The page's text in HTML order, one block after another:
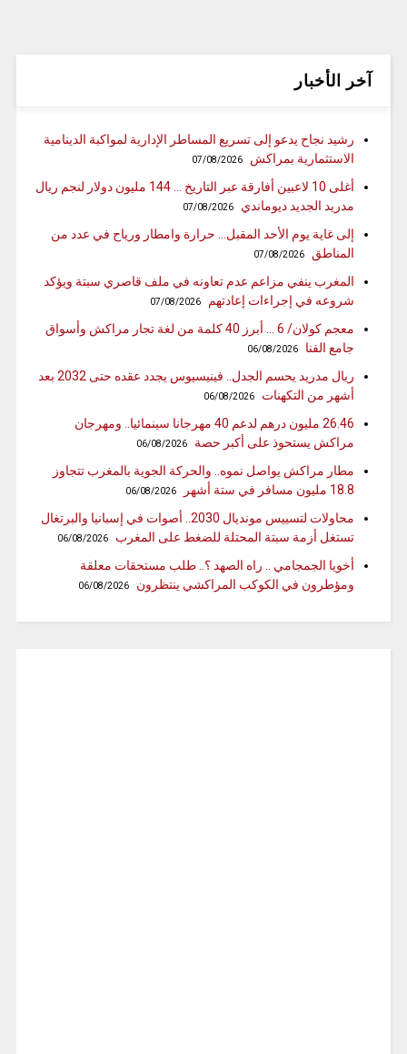
آخر الأخبار
رشيد نجاح يدعو إلى تسريع المساطر الإدارية لمواكبة الدينامية
الاستثمارية بمراكش
07/08/2026
أغلى 10 لاعبين أفارقة عبر التاريخ … 144 مليون دولار لنجم ريال
مدريد الجديد ديوماندي
07/08/2026
إلى غاية يوم الأحد المقبل… حرارة وامطار ورياح في عدد من
المناطق
07/08/2026
المغرب ينفي مزاعم عدم تعاونه في ملف قاصري سبتة ويؤكد
شروعه في إجراءات إعادتهم
07/08/2026
معجم كولان/ 6 … أبرز 40 كلمة من لغة تجار مراكش وأسواق
جامع الفنا
06/08/2026
ريال مدريد يحسم الجدل.. فينيسيوس يجدد عقده حتى 2032 بعد
أشهر من التكهنات
06/08/2026
26.46 مليون درهم لدعم 40 مهرجانا سينمائيا.. ومهرجان
مراكش يستحوذ على أكبر حصة
06/08/2026
مطار مراكش يواصل نموه.. والحركة الجوية بالمغرب تتجاوز
18.8 مليون مسافر في ستة أشهر
06/08/2026
محاولات لتسييس مونديال 2030.. أصوات في إسبانيا والبرتغال
تستغل أزمة سبتة المحتلة للضغط على المغرب
06/08/2026
أخويا الجمجامي .. راه الصهد ؟.. طلب مستحقات معلقة
ومؤطرون في الكوكب المراكشي ينتظرون
06/08/2026